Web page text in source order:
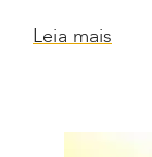
Leia mais